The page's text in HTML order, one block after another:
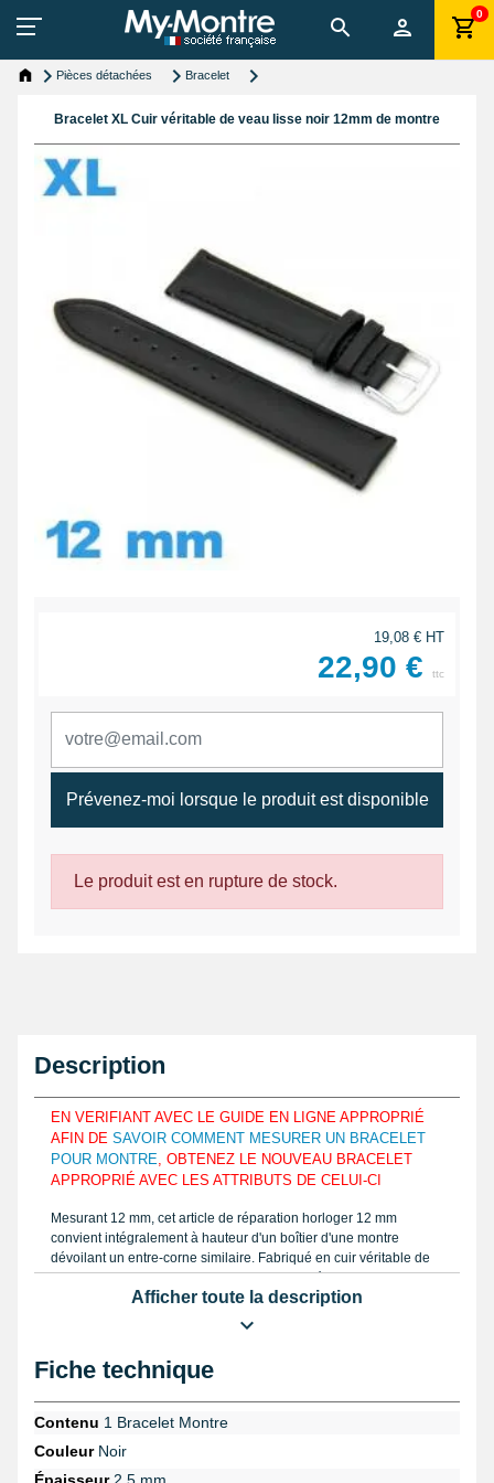
0
Pièces détachées Bracelet
Bracelet XL Cuir véritable de veau lisse noir 12mm de montre
19,08 € HT
22,90 € ttc
Prévenez-moi lorsque le produit est disponible
Le produit est en rupture de stock.
Description
EN VERIFIANT AVEC LE GUIDE EN LIGNE APPROPRIÉ
AFIN DE SAVOIR COMMENT MESURER UN BRACELET
POUR MONTRE , OBTENEZ LE NOUVEAU BRACELET
APPROPRIÉ AVEC LES ATTRIBUTS DE CELUI-CI
Mesurant 12 mm, cet article de réparation horloger 12 mm
convient intégralement à hauteur d'un boîtier d'une montre
dévoilant un entre-corne similaire. Fabriqué en cuir véritable de
veau lisse, le bracelet pour montre est adopté dans le but de
s'adapter aux formes de votre poignet et de proprement le
à s'accomoder sur divers gabarits au niveau d'un poignet, cet
Le bracelet montre 12 mm en cuir véritable de veau lisse
sont présentes et sont noirs. L'épaisseur du bracelet est de 2,5
mm et est épais.
Afficher toute la description
Fiche technique
Contenu 1 Bracelet Montre
CouleurNoir
Épaisseur2,5 mm